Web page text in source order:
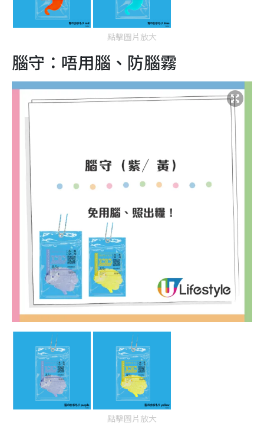
點擊圖片放大
腦守：唔用腦、防腦霧
點擊圖片放大